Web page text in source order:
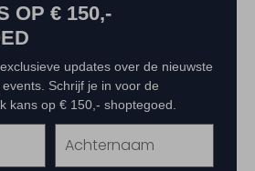
OP € 150,-
updates over de nieuwste
Schrijf je in voor de
kans op € 150,- shoptegoed.